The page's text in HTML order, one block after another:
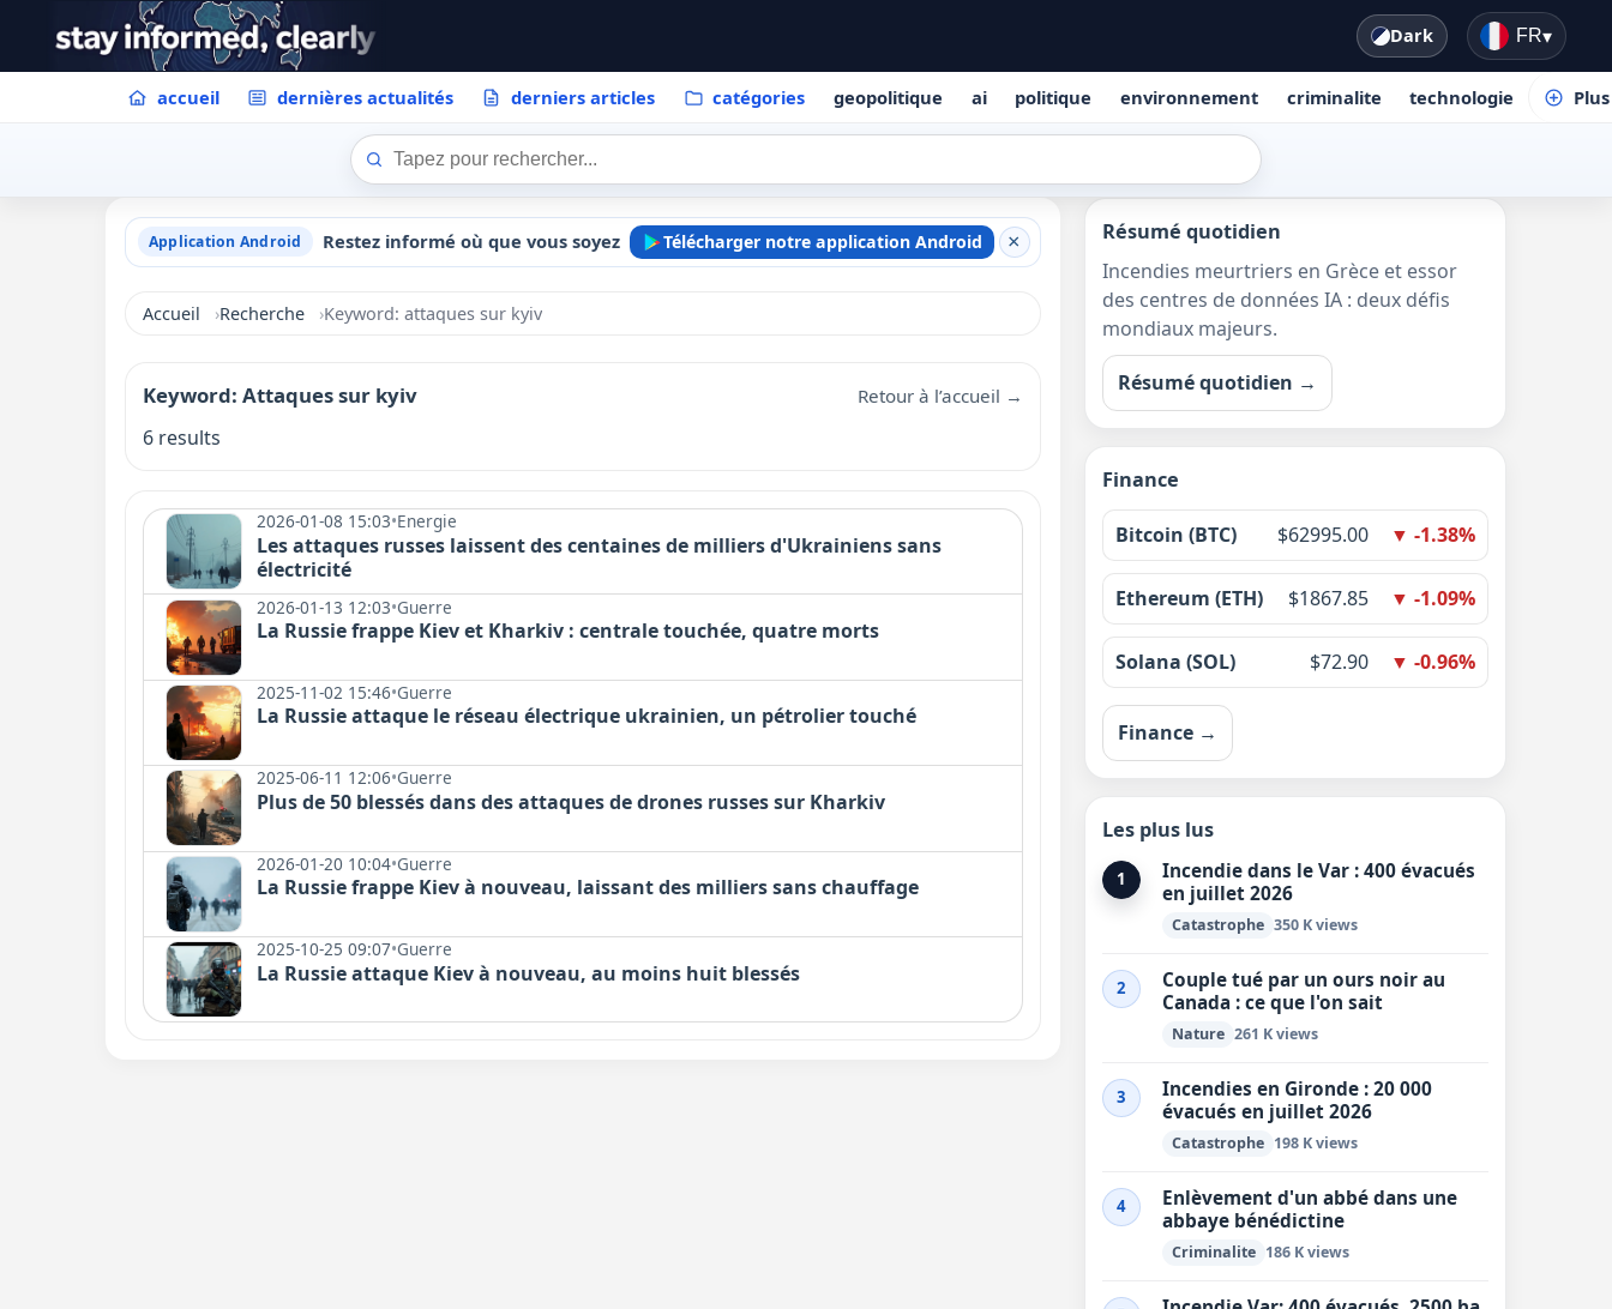
Dark FR▾
accueil dernières actualités derniers articles catégories geopolitique ai politique environnement criminalite technologie Plus
Application Android Restez informé où que vous soyez Télécharger notre application Android ×
Accueil Recherche Keyword: attaques sur kyiv
Keyword: Attaques sur kyiv Retour à l’accueil →
6 results
2026-01-08 15:03•Energie
Les attaques russes laissent des centaines de milliers d'Ukrainiens sans
électricité
2026-01-13 12:03•Guerre
La Russie frappe Kiev et Kharkiv : centrale touchée, quatre morts
2025-11-02 15:46•Guerre
La Russie attaque le réseau électrique ukrainien, un pétrolier touché
2025-06-11 12:06•Guerre
Plus de 50 blessés dans des attaques de drones russes sur Kharkiv
2026-01-20 10:04•Guerre
La Russie frappe Kiev à nouveau, laissant des milliers sans chauffage
2025-10-25 09:07•Guerre
La Russie attaque Kiev à nouveau, au moins huit blessés
Résumé quotidien
Incendies meurtriers en Grèce et essor
des centres de données IA : deux défis
mondiaux majeurs.
Résumé quotidien →
Finance
Bitcoin (BTC) $62995.00 ▼ -1.38%
Ethereum (ETH) $1867.85 ▼ -1.09%
Solana (SOL) $72.90 ▼ -0.96%
Finance →
Les plus lus
1
Incendie dans le Var : 400 évacués
en juillet 2026
Catastrophe 350 K views
2
Couple tué par un ours noir au
Canada : ce que l'on sait
Nature 261 K views
3
Incendies en Gironde : 20 000
évacués en juillet 2026
Catastrophe 198 K views
4
Enlèvement d'un abbé dans une
abbaye bénédictine
Criminalite 186 K views